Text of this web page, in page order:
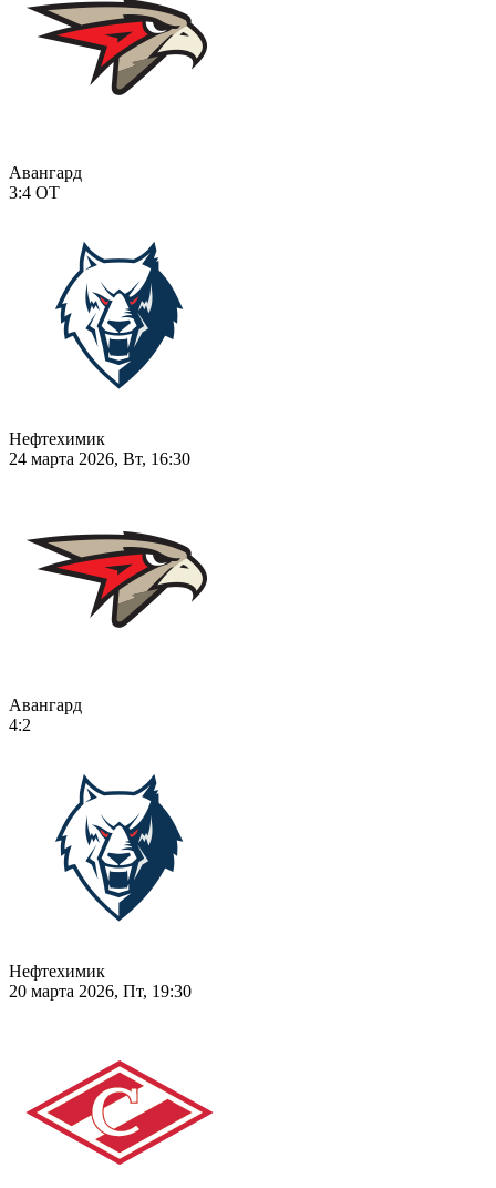
Авангард
3:4 ОТ
Нефтехимик
24 марта 2026, Вт, 16:30
Авангард
4:2
Нефтехимик
20 марта 2026, Пт, 19:30